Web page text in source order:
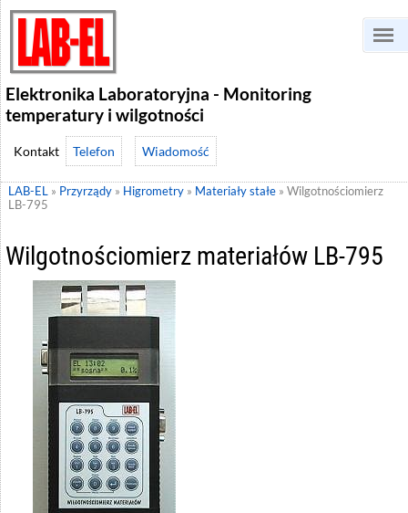
Elektronika Laboratoryjna - Monitoring
temperatury i wilgotności
Telefon Wiadomość
LAB-EL » Przyrządy » Higrometry » Materiały stałe » Wilgotnościomierz
LB-795
Wilgotnościomierz materiałów LB-795